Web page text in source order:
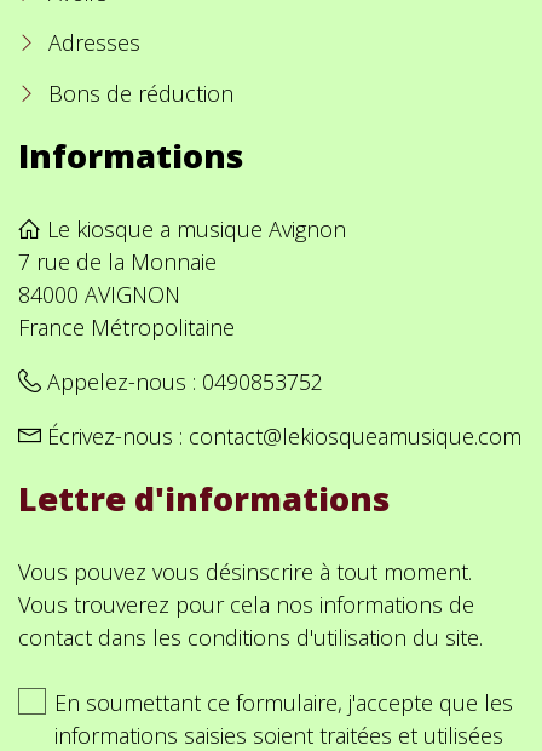
Adresses
Bons de réduction
Informations
Le kiosque a musique Avignon
7 rue de la Monnaie
84000 AVIGNON
France Métropolitaine
Appelez-nous : 0490853752
Écrivez-nous : contact@lekiosqueamusique.com
Lettre d'informations
Vous pouvez vous désinscrire à tout moment.
Vous trouverez pour cela nos informations de
contact dans les conditions d'utilisation du site.
En soumettant ce formulaire, j'accepte que les
informations saisies soient traitées et utilisées